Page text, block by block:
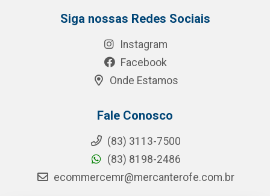
Siga nossas Redes Sociais
Instagram
Facebook
Onde Estamos
Fale Conosco
(83) 3113-7500
(83) 8198-2486
ecommercemr@mercanterofe.com.br